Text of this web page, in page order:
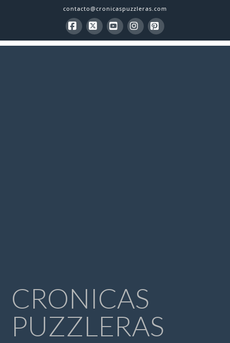
contacto@cronicaspuzzleras.com
Facebook
X YouTubeInstagram
Pinterest
CRONICAS
PUZZLERAS